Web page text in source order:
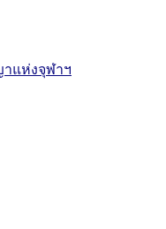
แห่งจุฬาฯ